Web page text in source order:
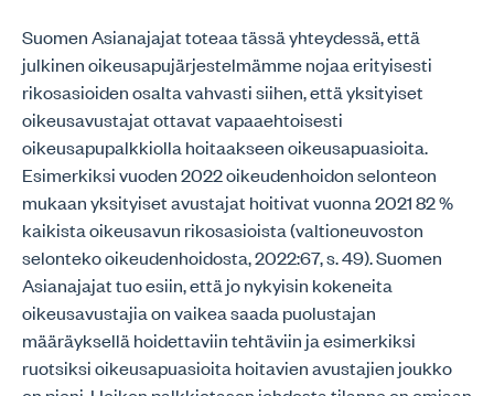
Suomen Asianajajat toteaa tässä yhteydessä, että
julkinen oikeusapujärjestelmämme nojaa erityisesti
rikosasioiden osalta vahvasti siihen, että yksityiset
oikeusavustajat ottavat vapaaehtoisesti
oikeusapupalkkiolla hoitaakseen oikeusapuasioita.
Esimerkiksi vuoden 2022 oikeudenhoidon selonteon
mukaan yksityiset avustajat hoitivat vuonna 2021 82 %
kaikista oikeusavun rikosasioista (valtioneuvoston
selonteko oikeudenhoidosta, 2022:67, s. 49). Suomen
Asianajajat tuo esiin, että jo nykyisin kokeneita
oikeusavustajia on vaikea saada puolustajan
määräyksellä hoidettaviin tehtäviin ja esimerkiksi
ruotsiksi oikeusapuasioita hoitavien avustajien joukko